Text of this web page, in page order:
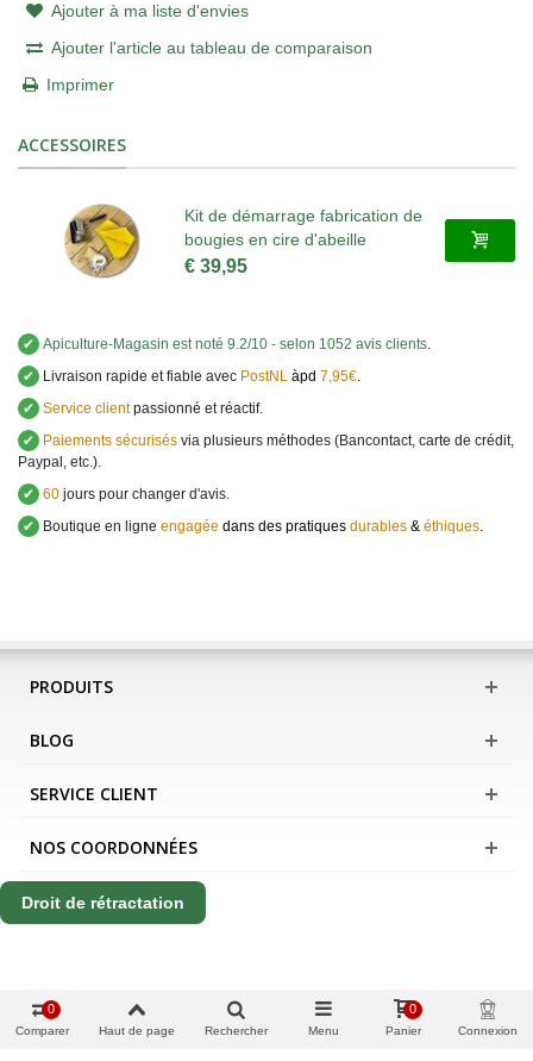
Ajouter à ma liste d'envies
Ajouter l'article au tableau de comparaison
Imprimer
ACCESSOIRES
Kit de démarrage fabrication de
bougies en cire d'abeille
€ 39,95
✔ Apiculture-Magasin est noté 9.2/10 - selon 1052 avis clients.
✔
Livraison rapide et fiable avec PostNL àpd 7,95€.
✔ Service clientpassionné et réactif.
✔
Paiements sécurisés via plusieurs méthodes (Bancontact, carte de crédit,
Paypal, etc.).
✔ 60 jours pour changer d'avis.
✔
Boutique en ligne engagée dans des pratiques durables & éthiques.
PRODUITS
BLOG
SERVICE CLIENT
NOS COORDONNÉES
Droit de rétractation
Comparer
0
Haut de page Rechercher Menu Panier
0
Connexion